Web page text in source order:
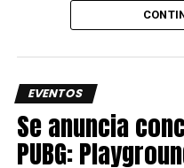
Steam | Golden Week
de descuento
Virtua Fighter 5:
descuento
EVENTOS
Se anuncia
PUBG: